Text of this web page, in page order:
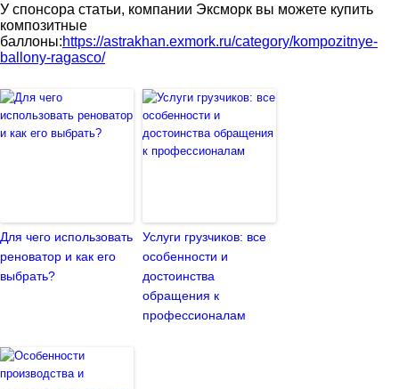
У спонсора статьи, компании Эксморк вы можете купить
композитные
баллоны:https://astrakhan.exmork.ru/category/kompozitnye-
ballony-ragasco/
Для чего использовать
реноватор и как его
выбрать?
Услуги грузчиков: все
особенности и
достоинства
обращения к
профессионалам